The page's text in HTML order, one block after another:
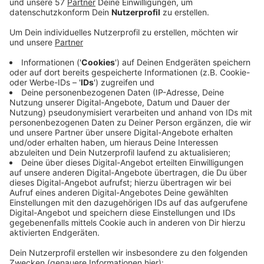
Steuergeld. Grund sind die Kosten für die dringend
nötige Sanierung des Gebäudes an der
Müngstener Straße. Dort ist unter anderem die
Bereitschaftspolizei untergebracht, die mietet das
Haus vom landeseigenen Bau- und
Liegenschaftsbetrieb - kurz BLB, aktuell für rund 4
Millionen Euro im Jahr. Der BLB will jetzt sanieren,
danach soll die Miete bei 30 Millionen Euro im Jahr
liegen. Die Polizei und das Innenministerium haben
diese hohen Forderungen bisher zurückgewiesen,
der BLB hat dann mit Kündigung der Mietverträge
gedroht. Kritiker werfen Reul vor, an der
Fachabteilung vorbei verhandelt zu haben und dem
Finanzminister zu weit entgegen gekommen zu
sein. Der BLB ist ein landeseigener Betrieb, es geht
hier also um den Umgang mit dem Vermögen des
Landes NRW.
Veröffentlicht: Montag, 02.02.2026 07:24